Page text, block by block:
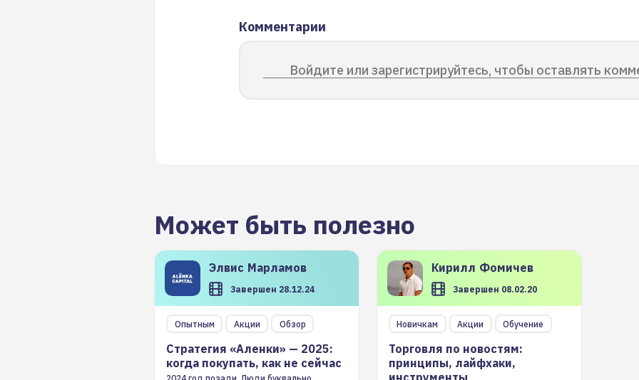
Комментарии
Войдите или зарегистрируйтесь, чтобы оставлять
Может быть полезно
Элвис Марламов
Завершен 28.12.24
Опытным Акции Обзор
Стратегия «Аленки» — 2025:
когда покупать, как не сейчас
Кирилл Фомичев
Завершен 08.02.20
Новичкам Акции Обучение
Торговля по новостям:
принципы, лайфхаки,
инструменты